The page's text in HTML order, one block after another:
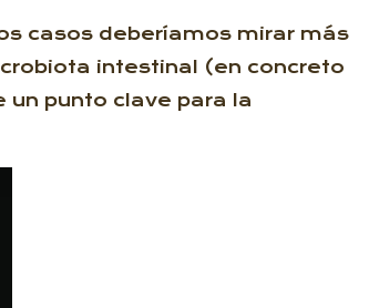
casos deberíamos mirar más
intestinal (en concreto
punto clave para la